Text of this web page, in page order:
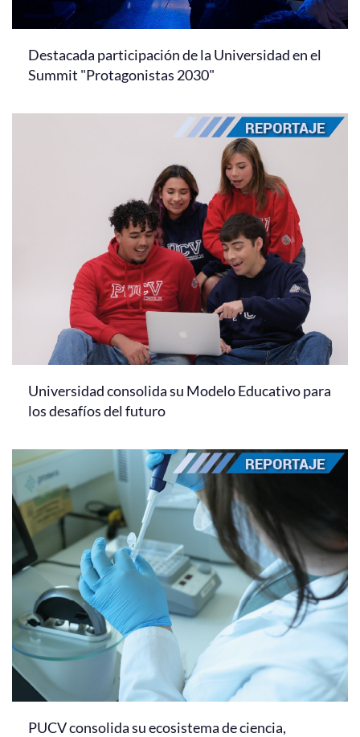
Destacada participación de la Universidad en el
Summit "Protagonistas 2030"
Universidad consolida su Modelo Educativo para
los desafíos del futuro
PUCV consolida su ecosistema de ciencia,